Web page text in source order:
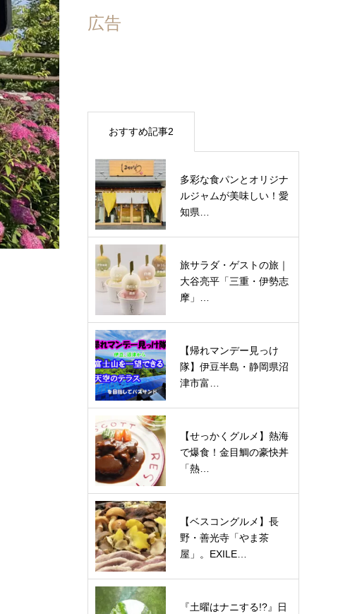
広告
おすすめ記事2
多彩な食パンとオリジナ
ルジャムが美味しい！愛
知県…
旅サラダ・ゲストの旅｜
大谷亮平「三重・伊勢志
摩」…
【帰れマンデー見っけ
隊】伊豆半島・静岡県沼
津市富…
【せっかくグルメ】熱海
で爆食！金目鯛の豪快丼
「熱…
【ベスコングルメ】長
野・善光寺「やま茶
屋」。EXILE…
『土曜はナニする!?』日